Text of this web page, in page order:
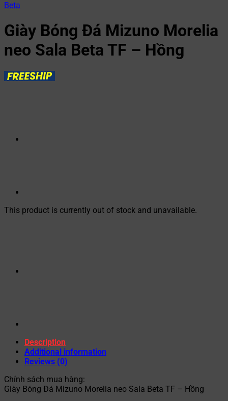
Beta
Giày Bóng Đá Mizuno Morelia
neo Sala Beta TF – Hồng
This product is currently out of stock and unavailable.
Description
Additional information
Reviews (0)
Chính sách mua hàng:
Giày Bóng Đá Mizuno Morelia neo Sala Beta TF – Hồng